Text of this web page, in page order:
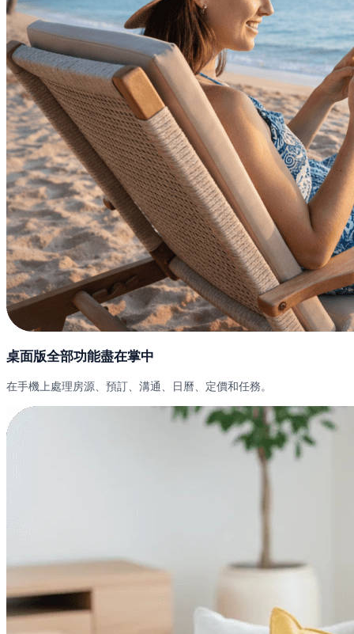
桌面版全部功能盡在掌中
在手機上處理房源、預訂、溝通、日曆、定價和任務。